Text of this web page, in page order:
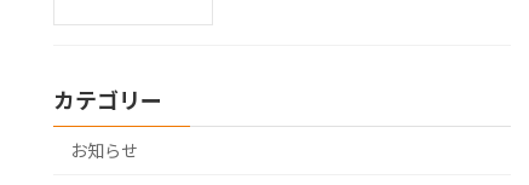
カテゴリー
お知らせ